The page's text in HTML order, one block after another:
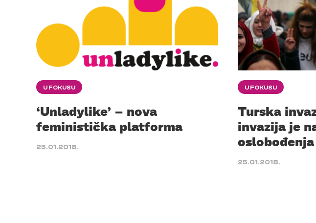
U FOKUSU
‘Unladylike’ – nova
feministička platforma
25.01.2018.
U FOKUSU
Turska
invazija je
oslobođenja
25.01.2018.